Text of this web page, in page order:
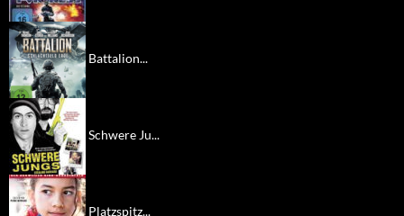
Battalion...
Schwere Ju...
Platzspitz...